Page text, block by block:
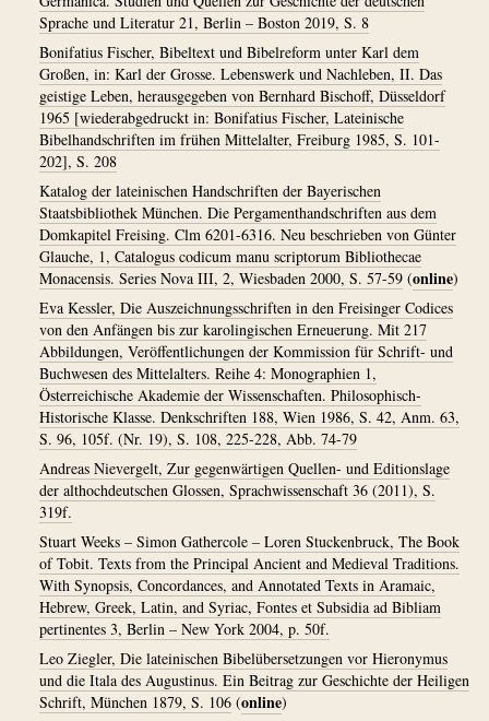
Sprache und Literatur 21, Berlin – Boston 2019, S. 8
Bonifatius Fischer, Bibeltext und Bibelreform unter Karl dem
Großen, in: Karl der Grosse. Lebenswerk und Nachleben, II. Das
geistige Leben, herausgegeben von Bernhard Bischoff, Düsseldorf
1965 [wiederabgedruckt in: Bonifatius Fischer, Lateinische
Bibelhandschriften im frühen Mittelalter, Freiburg 1985, S. 101-
202], S. 208
Katalog der lateinischen Handschriften der Bayerischen
Staatsbibliothek München. Die Pergamenthandschriften aus dem
Domkapitel Freising. Clm 6201-6316. Neu beschrieben von Günter
Glauche, 1, Catalogus codicum manu scriptorum Bibliothecae
Monacensis. Series Nova III, 2, Wiesbaden 2000, S. 57-59 (online)
Eva Kessler, Die Auszeichnungsschriften in den Freisinger Codices
von den Anfängen bis zur karolingischen Erneuerung. Mit 217
Abbildungen, Veröffentlichungen der Kommission für Schrift- und
Buchwesen des Mittelalters. Reihe 4: Monographien 1,
Österreichische Akademie der Wissenschaften. Philosophisch-
Historische Klasse. Denkschriften 188, Wien 1986, S. 42, Anm. 63,
S. 96, 105f. (Nr. 19), S. 108, 225-228, Abb. 74-79
Andreas Nievergelt, Zur gegenwärtigen Quellen- und Editionslage
der althochdeutschen Glossen, Sprachwissenschaft 36 (2011), S.
319f.
Stuart Weeks – Simon Gathercole – Loren Stuckenbruck, The Book
of Tobit. Texts from the Principal Ancient and Medieval Traditions.
With Synopsis, Concordances, and Annotated Texts in Aramaic,
Hebrew, Greek, Latin, and Syriac, Fontes et Subsidia ad Bibliam
pertinentes 3, Berlin – New York 2004, p. 50f.
Leo Ziegler, Die lateinischen Bibelübersetzungen vor Hieronymus
und die Itala des Augustinus. Ein Beitrag zur Geschichte der Heiligen
Schrift, München 1879, S. 106 (online)